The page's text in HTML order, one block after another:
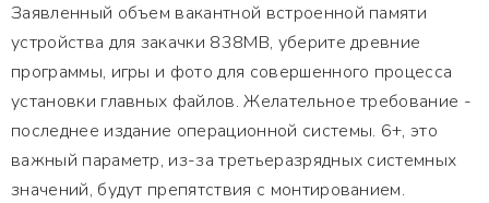
Заявленный объем вакантной встроенной памяти
устройства для закачки 838MB, уберите древние
программы, игры и фото для совершенного процесса
установки главных файлов. Желательное требование -
последнее издание операционной системы. 6+, это
важный параметр, из-за третьеразрядных системных
значений, будут препятствия с монтированием.